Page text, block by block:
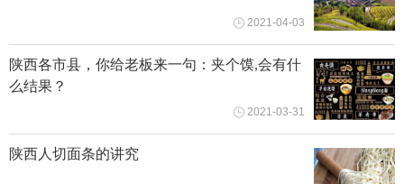
2021-04-03
陕西各市县，你给老板来一句：夹个馍,会有什
么结果？
2021-03-31
陕西人切面条的讲究